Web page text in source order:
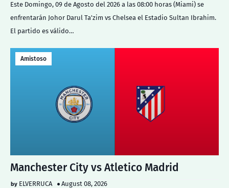
Este Domingo, 09 de Agosto del 2026 a las 08:00 horas (Miami) se
enfrentarán Johor Darul Ta'zim vs Chelsea el Estadio Sultan Ibrahim.
El partido es válido…
Amistoso
Manchester City vs Atletico Madrid
ELVERRUCA
August 08, 2026